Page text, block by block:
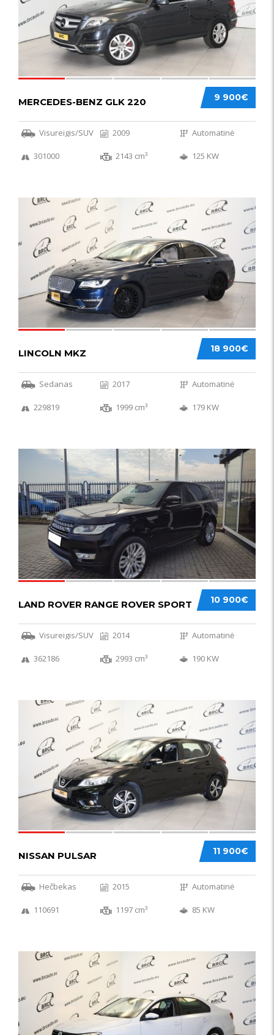
9 900€
MERCEDES-BENZ GLK 220
Visureigis/SUV 2009 Automatinė
301000 2143 cm³ 125 KW
18 900€
LINCOLN MKZ
Sedanas 2017 Automatinė
229819 1999 cm³ 179 KW
10 900€
LAND ROVER RANGE ROVER SPORT
Visureigis/SUV 2014 Automatinė
362186 2993 cm³ 190 KW
11 900€
NISSAN PULSAR
Hečbekas 2015 Automatinė
110691 1197 cm³ 85 KW
49